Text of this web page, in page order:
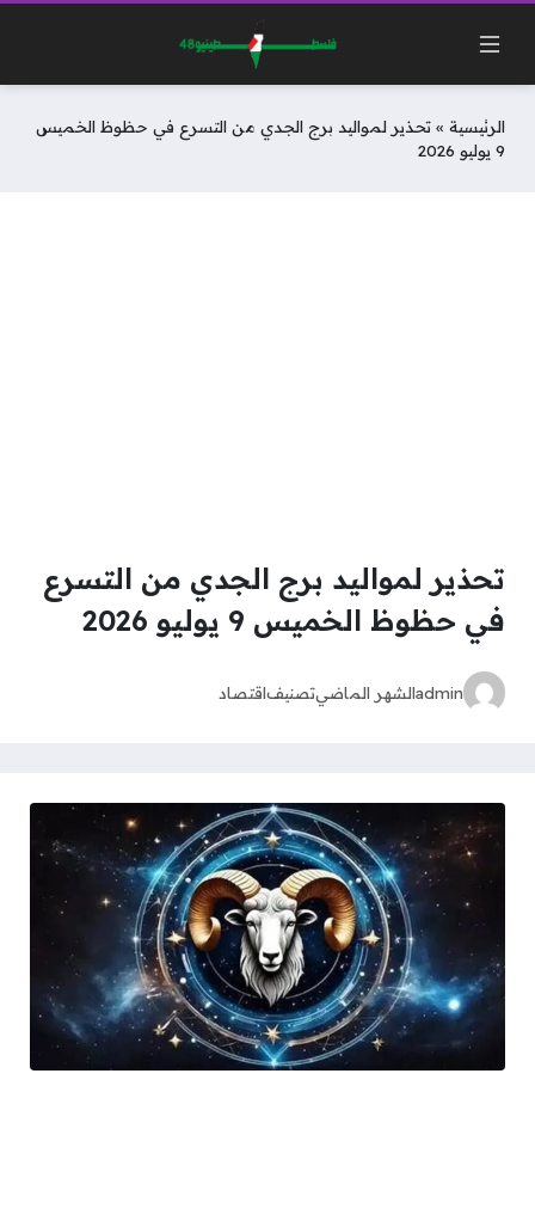
الرئيسية » تحذير لمواليد برج الجدي من التسرع في حظوظ الخميس
9 يوليو 2026
تحذير لمواليد برج الجدي من التسرع
في حظوظ الخميس 9 يوليو 2026
adminالشهر الماضيتصنيفاقتصاد